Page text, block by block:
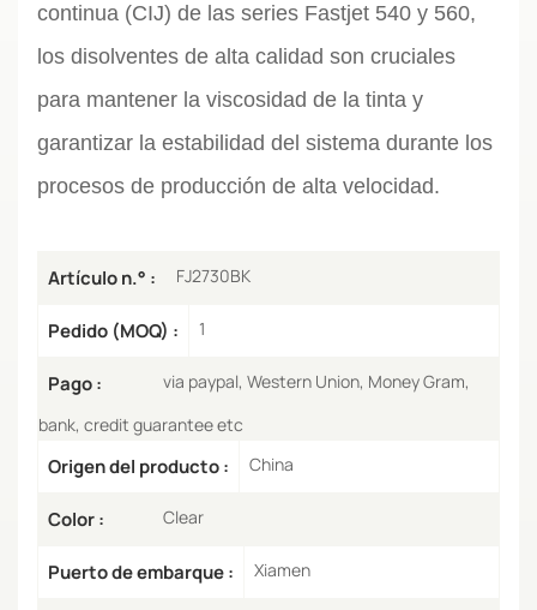
continua (CIJ) de las series Fastjet 540 y 560,
los disolventes de alta calidad son cruciales
para mantener la viscosidad de la tinta y
garantizar la estabilidad del sistema durante los
procesos de producción de alta velocidad.
Artículo n.° : FJ2730BK
Pedido (MOQ) : 1
Pago :
via paypal, Western Union, Money Gram,
bank, credit guarantee etc
Origen del producto : China
Color : Clear
Puerto de embarque : Xiamen